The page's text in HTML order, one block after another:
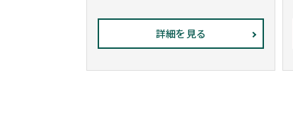
詳細を見る